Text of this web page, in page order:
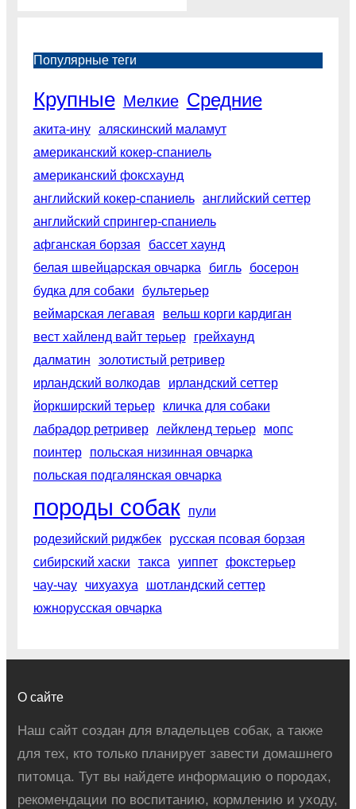
Популярные теги
Крупные Мелкие Средние
акита-ину
аляскинский маламут
американский кокер-спаниель
американский фоксхаунд
английский кокер-спаниель
английский сеттер
английский спрингер-спаниель
афганская борзая
бассет хаунд
белая швейцарская овчарка
бигль
босерон
будка для собаки
бультерьер
веймарская легавая
вельш корги кардиган
вест хайленд вайт терьер
грейхаунд
далматин
золотистый ретривер
ирландский волкодав
ирландский сеттер
йоркширский терьер
кличка для собаки
лабрадор ретривер
лейкленд терьер
мопс
поинтер
польская низинная овчарка
польская подгалянская овчарка
породы собак пули
родезийский риджбек
русская псовая борзая
сибирский хаски
такса уиппет
фокстерьер
чау-чау
чихуахуа
шотландский сеттер
южнорусская овчарка
О сайте
Наш сайт создан для владельцев собак, а также
для тех, кто только планирует завести домашнего
питомца. Тут вы найдете информацию о породах,
рекомендации по воспитанию, кормлению и уходу,